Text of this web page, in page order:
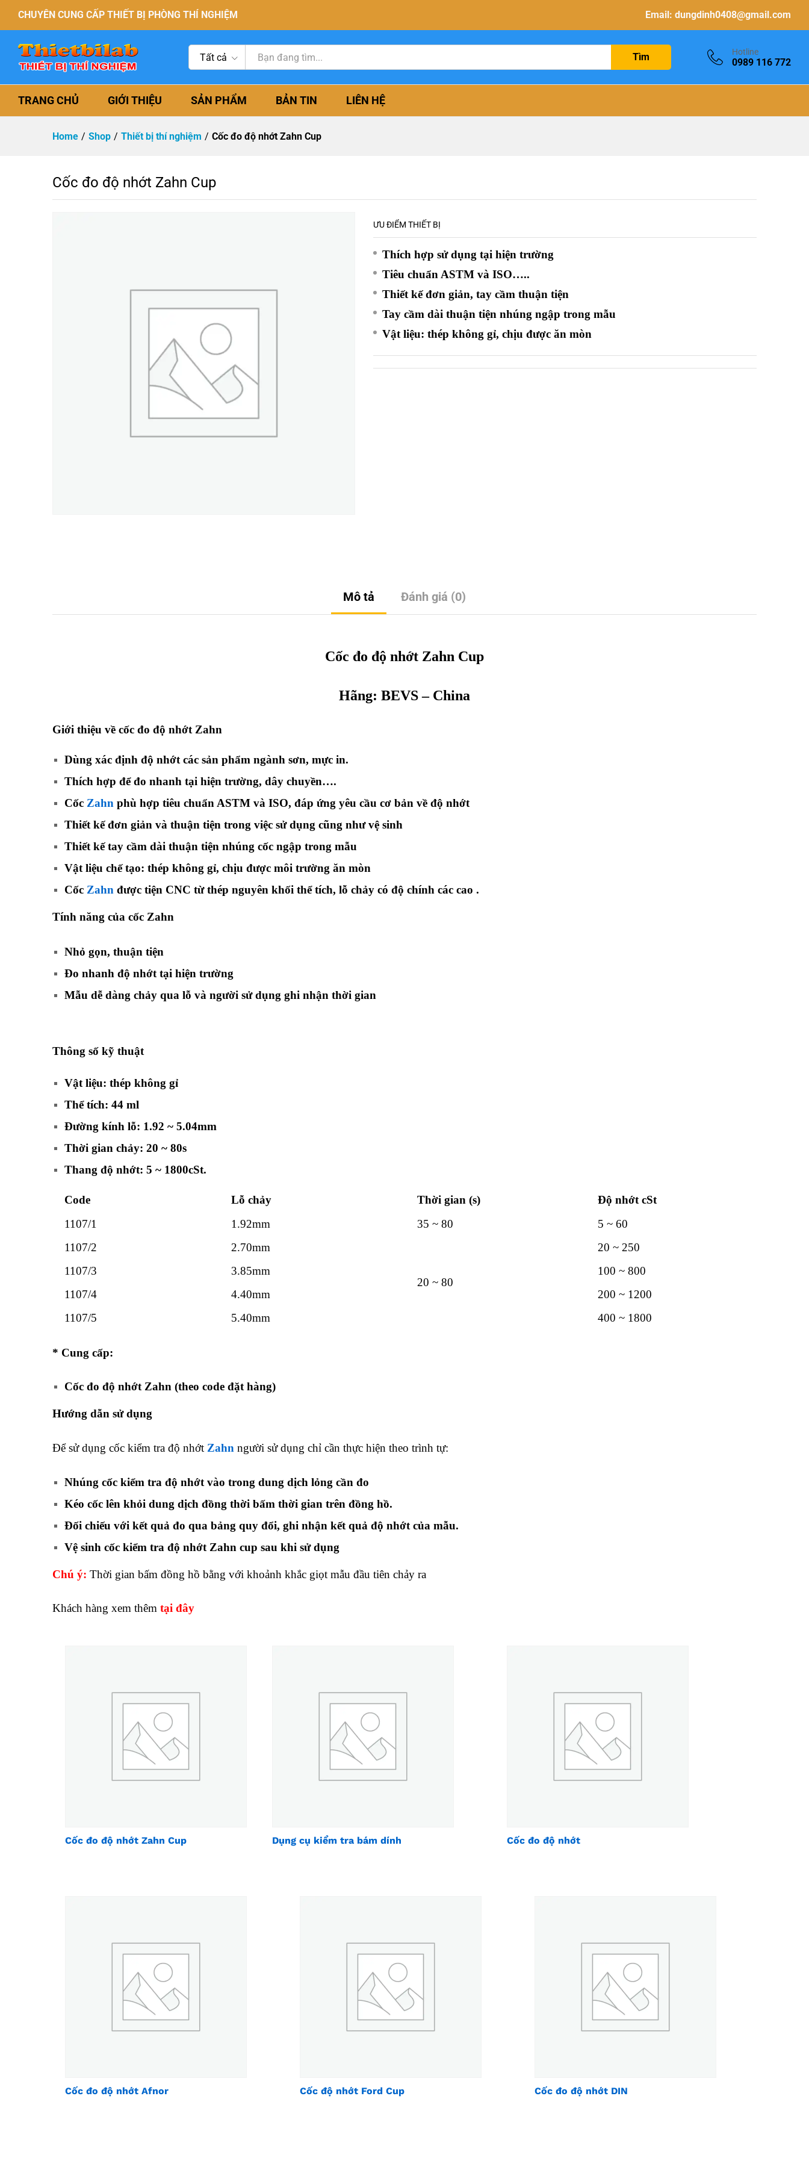
CHUYÊN CUNG CẤP THIẾT BỊ PHÒNG THÍ NGHIỆM Email: dungdinh0408@gmail.com
Tất cả Tìm Hotline
0989 116 772
TRANG CHỦ GIỚI THIỆU SẢN PHẨM BẢN TIN LIÊN HỆ
Home / Shop / Thiết bị thí nghiệm / Cốc đo độ nhớt Zahn Cup
Cốc đo độ nhớt Zahn Cup
ƯU ĐIỂM THIẾT BỊ
Thích hợp sử dụng tại hiện trường
Tiêu chuẩn ASTM và ISO…..
Thiết kế đơn giản, tay cầm thuận tiện
Tay cầm dài thuận tiện nhúng ngập trong mẫu
Vật liệu: thép không gỉ, chịu được ăn mòn
Mô tả Đánh giá (0)
Cốc đo độ nhớt Zahn Cup
Hãng: BEVS– China
Giới thiệu về cốc đo độ nhớt Zahn
Dùng xác định độ nhớt các sản phẩm ngành sơn, mực in.
Thích hợp để đo nhanh tại hiện trường, dây chuyền….
Cốc Zahn phù hợp tiêu chuẩn ASTM và ISO, đáp ứng yêu cầu cơ bản về độ nhớt
Thiết kế đơn giản và thuận tiện trong việc sử dụng cũng như vệ sinh
Thiết kế tay cầm dài thuận tiện nhúng cốc ngập trong mẫu
Vật liệu chế tạo: thép không gỉ, chịu được môi trường ăn mòn
Cốc Zahn được tiện CNC từ thép nguyên khối thể tích, lỗ chảy có độ chính các cao .
Tính năng của cốc Zahn
Nhỏ gọn, thuận tiện
Đo nhanh độ nhớt tại hiện trường
Mẫu dễ dàng chảy qua lỗ và người sử dụng ghi nhận thời gian
Thông số kỹ thuật
Vật liệu: thép không gỉ
Thể tích: 44 ml
Đường kính lỗ: 1.92 ~ 5.04mm
Thời gian chảy: 20 ~ 80s
Thang độ nhớt: 5 ~ 1800cSt.
Code Lỗ chảy Thời gian (s)
Độ nhớt cSt
1107/1
1.92mm 35 ~ 80
5 ~ 60
1107/2
2.70mm
20 ~ 80
20 ~ 250
1107/3
3.85mm
100 ~ 800
1107/4
4.40mm
200 ~ 1200
1107/5
5.40mm 400 ~ 1800
* Cung cấp:
Cốc đo độ nhớt Zahn (theo code đặt hàng)
Hướng dẫn sử dụng
Để sử dụng cốc kiểm tra độ nhớt Zahn người sử dụng chỉ cần thực hiện theo trình tự:
Nhúng cốc kiểm tra độ nhớt vào trong dung dịch lỏng cần đo
Kéo cốc lên khỏi dung dịch đồng thời bấm thời gian trên đồng hồ.
Đối chiếu với kết quả đo qua bảng quy đổi, ghi nhận kết quả độ nhớt của mẫu.
Vệ sinh cốc kiểm tra độ nhớt Zahn cup sau khi sử dụng
Chú ý: Thời gian bấm đồng hồ bằng với khoảnh khắc giọt mẫu đầu tiên chảy ra
Khách hàng xem thêm tại đây
Cốc đo độ nhớt Zahn Cup Dụng cụ kiểm tra bám dính Cốc đo độ nhớt
Cốc đo độ nhớt Afnor Cốc độ nhớt Ford Cup Cốc đo độ nhớt DIN